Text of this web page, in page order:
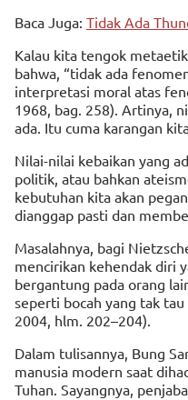
Baca Juga: Tidak Ada
Kalau kita tengok
bahwa, “tidak ada
interpretasi moral atas
1968, bag. 258). Artinya,
ada. Itu cuma karangan
Nilai-nilai kebaikan yang
politik, atau bahkan
kebutuhan kita akan
dianggap pasti dan
Masalahnya, bagi
mencirikan kehendak diri
bergantung pada orang
seperti bocah yang tak
2004, hlm. 202–204).
Dalam tulisannya, Bung
manusia modern saat
Tuhan. Sayangnya,